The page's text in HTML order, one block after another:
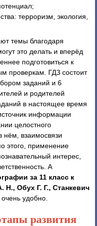
терроризм, экология,
темы благодаря
это делать и вперёд
подготовиться к
проверкам. ГДЗ состоит
заданий и 6
и родителей
в настоящее время
информации
целостного
нём, взаимосвязи
этого, применение
интерес,
А
за 11 класс к
Н., Обух Г. Г., Станкевич
удобно.
развития